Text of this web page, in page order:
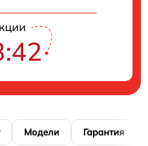
Модели Гарантия